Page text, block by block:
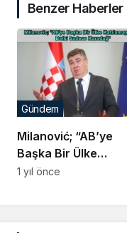
Benzer Haberler
Milanović; “AB’ye
Başka Bir Ülke
Katılamayacak, Belki
Gündem
1 yıl önce